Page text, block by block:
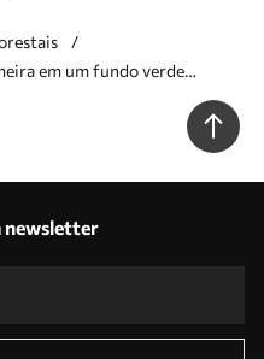
em um fundo verde
newsletter